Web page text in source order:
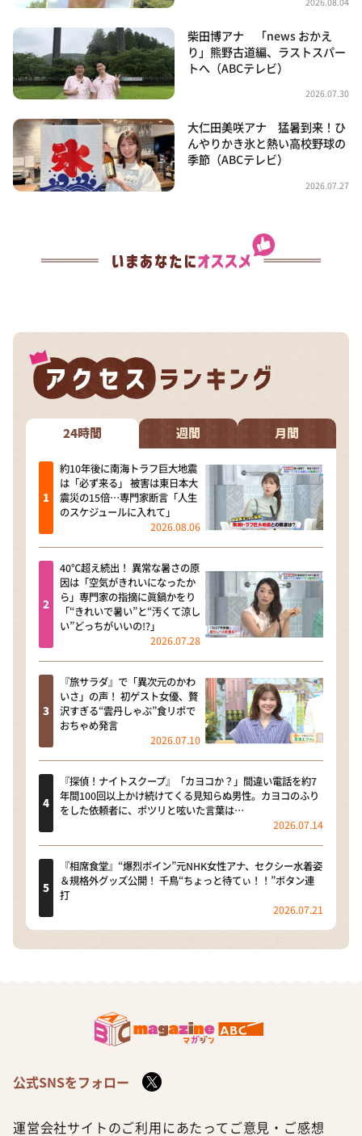
柴田博アナ 「news おかえ
り」熊野古道編、ラストスパー
トへ（ABCテレビ）
2026.07.30
大仁田美咲アナ 猛暑到来！ひ
んやりかき氷と熱い高校野球の
季節（ABCテレビ）
2026.07.27
24時間 週間 月間
約10年後に南海トラフ巨大地震
は「必ず来る」 被害は東日本大
震災の15倍…専門家断言「人生
のスケジュールに入れて」
2026.08.06
40℃超え続出！ 異常な暑さの原
因は「空気がきれいになったか
ら」専門家の指摘に眞鍋かをり
「“きれいで暑い”と“汚くて涼し
い”どっちがいいの!?」
2026.07.28
『旅サラダ』で「異次元のかわ
いさ」の声！ 初ゲスト女優、贅
沢すぎる“雲丹しゃぶ”食リポで
おちゃめ発言
2026.07.10
『探偵！ナイトスクープ』「カヨコか？」間違い電話を約7
年間100回以上かけ続けてくる見知らぬ男性。カヨコのふり
をした依頼者に、ポツリと呟いた言葉は…
2026.07.14
『相席食堂』“爆烈ボイン”元NHK女性アナ、セクシー水着姿
＆規格外グッズ公開！ 千鳥“ちょっと待てぃ！！”ボタン連
打
2026.07.21
公式SNSをフォロー
運営会社サイトのご利用にあたって ご意見・ご感想